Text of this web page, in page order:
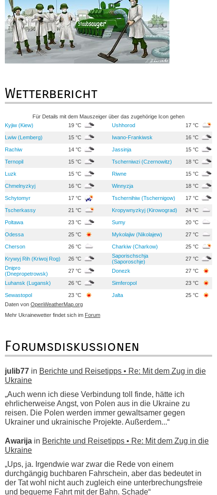
Wetterbericht
Für Details mit dem Mauszeiger über das zugehörige Icon gehen
Kyjiw (Kiew)
19 °C Ushhorod 17 °C
Lwiw (Lemberg) 15 °C Iwano-Frankiwsk 16 °C
Rachiw 14 °C Jassinja 15 °C
Ternopil 15 °C Tscherniwzi (Czernowitz) 18 °C
Luzk 15 °C Riwne 15 °C
Chmelnyzkyj 16 °C Winnyzja 18 °C
Schytomyr 17 °C Tschernihiw (Tschernigow) 17 °C
Tscherkassy 21 °C Kropywnyzkyj (Kirowograd) 24 °C
Poltawa 23 °C Sumy 20 °C
Odessa 25 °C Mykolajiw (Nikolajew) 27 °C
Cherson 26 °C Charkiw (Charkow) 25 °C
Krywyj Rih (Kriwoj Rog) 26 °C
Saporischschja
(Saporoschje)
27 °C
Dnipro
(Dnepropetrowsk)
27 °C Donezk 27 °C
Luhansk (Lugansk) 26 °C Simferopol 23 °C
Sewastopol 23 °C Jalta
25 °C
Daten von OpenWeatherMap.org
Mehr Ukrainewetter findet sich im Forum
Forumsdiskussionen
julib77 in Berichte und Reisetipps • Re: Mit dem Zug in die
Ukraine
„Auch wenn ich diese Verbindung toll finde, hätte ich
ehrlicherweise Angst, von Polen aus in die Ukraine zu
reisen. Die Polen werden immer gewaltsamer gegen
Ukrainer und ukrainische Projekte. Außerdem...“
Awarija in Berichte und Reisetipps • Re: Mit dem Zug in die
Ukraine
„Ups, ja. Irgendwie war zwar die Rede von einem
durchgängig buchbaren Fahrschein, aber das bedeutet in
der Tat wohl nicht auch zugleich eine unterbrechungsfreie
und bequeme Fahrt mit der Bahn. Schade“